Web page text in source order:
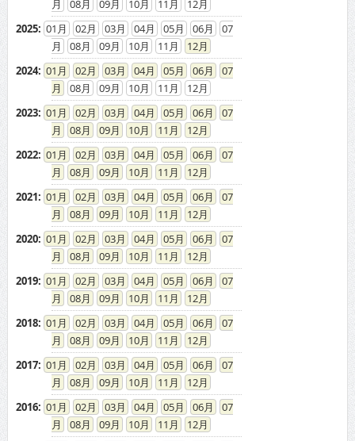
08 09 10 11
12
2025: 01 02 03 04 05 06
07
08
09 10 11
12
2024: 01 02 03 04 05 06
07
08
09 10 11
12
2023: 01 02 03 04 05 06
07
08
09 10 11
12
2022: 01 02 03 04 05 06
07
08
09 10 11
12
2021: 01 02 03 04 05 06
07
08
09 10 11
12
2020: 01 02 03 04 05 06
07
08
09 10 11
12
2019: 01 02 03 04 05 06
07
08
09 10 11
12
2018: 01 02 03 04 05 06
07
08
09 10 11
12
2017: 01 02 03 04 05 06
07
08
09 10 11
12
2016: 01 02 03 04 05 06
07
08
09 10 11
12